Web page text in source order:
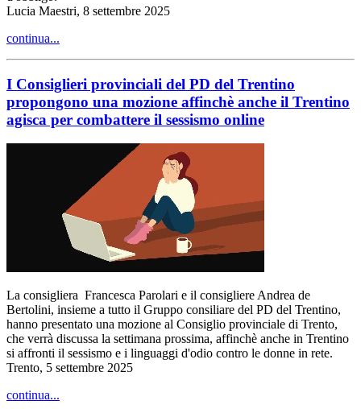
Lucia Maestri, 8 settembre 2025
continua...
I Consiglieri provinciali del PD del Trentino
propongono una mozione affinchè anche il Trentino
agisca per combattere il sessismo online
La consigliera Francesca Parolari e il consigliere Andrea de
Bertolini, insieme a tutto il Gruppo consiliare del PD del Trentino,
hanno presentato una mozione al Consiglio provinciale di Trento,
che verrà discussa la settimana prossima, affinchè anche in Trentino
si affronti il sessismo e i linguaggi d'odio contro le donne in rete.
Trento, 5 settembre 2025
continua...